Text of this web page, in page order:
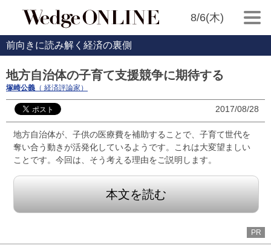
8/6(木)
前向きに読み解く経済の裏側
地方自治体の子育て支援競争に期待する
塚崎公義 （ 経済評論家）
2017/08/28
地方自治体が、子供の医療費を補助することで、子育て世代を
奪い合う動きが活発化しているようです。これは大変望ましい
ことです。今回は、そう考える理由をご説明します。
本文を読む
PR